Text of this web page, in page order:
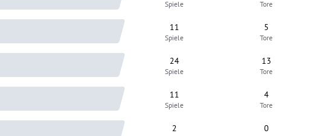
Spiele Tore
11
Spiele
5
Tore
24
Spiele
13
Tore
11
Spiele
4
Tore
2 0